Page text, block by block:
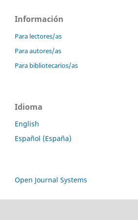
Información
Para lectores/as
Para autores/as
Para bibliotecarios/as
Idioma
English
Español (España)
Open Journal Systems